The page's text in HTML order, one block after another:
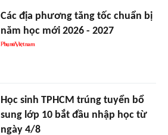
Các địa phương tăng tốc chuẩn bị
năm học mới 2026 - 2027
Học sinh TPHCM trúng tuyển bổ
sung lớp 10 bắt đầu nhập học từ
ngày 4/8